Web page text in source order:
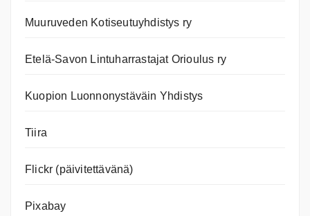
Muuruveden Kotiseutuyhdistys ry
Etelä-Savon Lintuharrastajat Orioulus ry
Kuopion Luonnonystäväin Yhdistys
Tiira
Flickr (päivitettävänä)
Pixabay